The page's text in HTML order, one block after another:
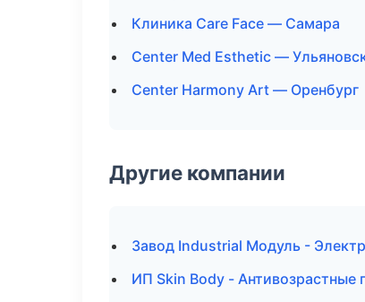
Клиника Care Face — Самара
Center Med Esthetic —
Center Harmony Art — Оренбург
Другие компании
Завод Industrial Модуль -
ИП Skin Body -